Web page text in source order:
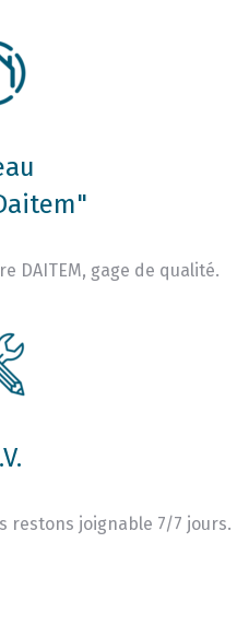
DAITEM, gage de qualité.
restons joignable 7/7 jours.